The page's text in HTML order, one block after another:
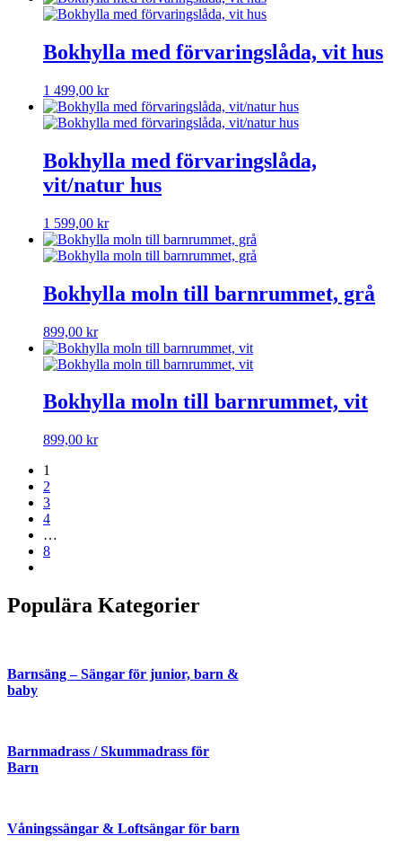
Bokhylla med förvaringslåda, vit hus
1 499,00 kr
Bokhylla med förvaringslåda,
vit/natur hus
1 599,00 kr
Bokhylla moln till barnrummet, grå
899,00 kr
Bokhylla moln till barnrummet, vit
899,00 kr
1
2
3
4
…
8
Populära Kategorier
Barnsäng – Sängar för junior, barn &
baby
Barnmadrass / Skummadrass för
Barn
Våningssängar & Loftsängar för barn